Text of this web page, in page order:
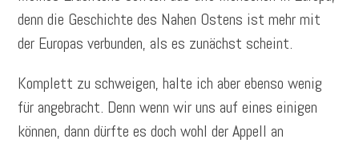
denn die Geschichte des Nahen Ostens ist mehr mit
der Europas verbunden, als es zunächst scheint.
Komplett zu schweigen, halte ich aber ebenso wenig
für angebracht. Denn wenn wir uns auf eines einigen
können, dann dürfte es doch wohl der Appell an